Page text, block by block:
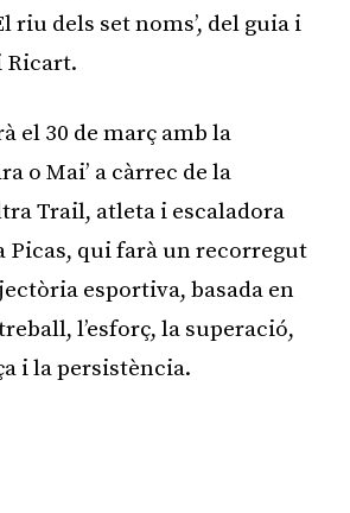
riu dels set noms’, del guia i
Ricart.
el 30 de març amb la
o Mai’ a càrrec de la
Trail, atleta i escaladora
Picas, qui farà un recorregut
esportiva, basada en
l’esforç, la superació,
i la persistència.